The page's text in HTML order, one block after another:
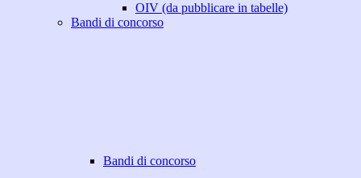
OIV (da pubblicare in tabelle)
Bandi di concorso
Bandi di concorso